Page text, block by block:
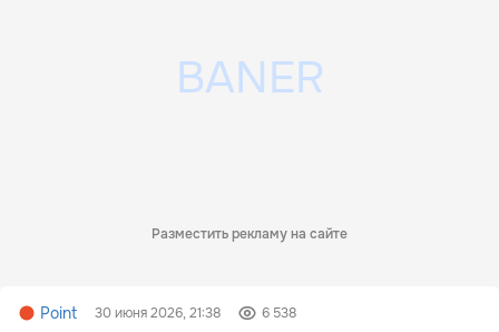
Разместить рекламу на сайте
Point 30 июня 2026, 21:38 6 538